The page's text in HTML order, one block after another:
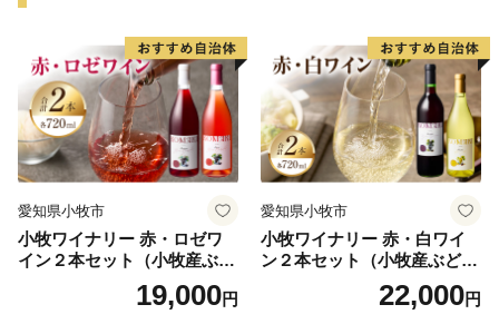
＝＝＝＝＝＝＝＝＝＝＝＝＝＝＝＝＝＝＝＝＝＝＝＝＝
＝＝＝＝＝＝＝＝＝＝＝＝＝＝＝＝＝＝
＞＞高鍋町ふるさと納税サポート室
TEL:0983-32-0277
◎返礼品の内容・お届け先・お届け時期等についてのお
愛知県小牧市
小牧ワイナリー 赤・ロゼワ
イン２本セット（小牧産ぶど
19,000円
愛知県小牧市
小牧ワイナリー 赤・白ワイ
ン２本セット（小牧産ぶどう
22,000円